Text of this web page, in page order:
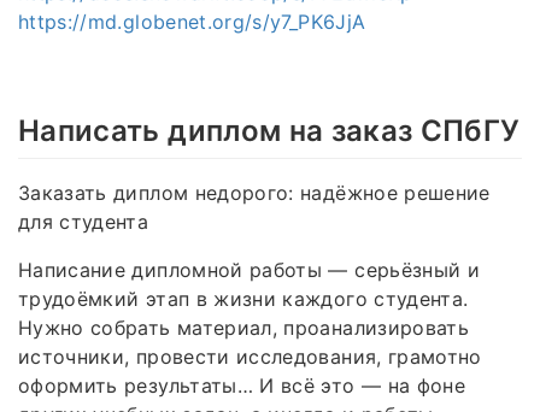
https://md.globenet.org/s/y7_PK6JjA
Написать диплом на заказ СПбГУ
Заказать диплом недорого: надёжное решение
для студента
Написание дипломной работы — серьёзный и
трудоёмкий этап в жизни каждого студента.
Нужно собрать материал, проанализировать
источники, провести исследования, грамотно
оформить результаты… И всё это — на фоне